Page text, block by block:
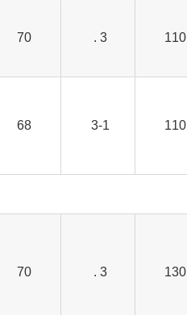
110
3 .
70
110
3-1
68
130
3 .
70